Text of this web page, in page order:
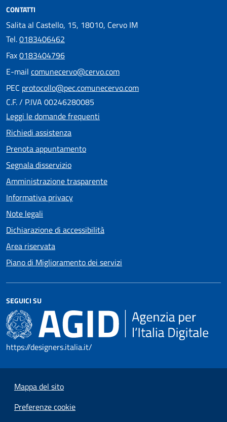
CONTATTI
Salita al Castello, 15, 18010, Cervo IM
Tel.0183406462
Fax0183404796
E-mail comunecervo@cervo.com
PEC protocollo@pec.comunecervo.com
C.F. / P.IVA 00246280085
Leggi le domande frequenti
Richiedi assistenza
Prenota appuntamento
Segnala disservizio
Amministrazione trasparente
Informativa privacy
Note legali
Dichiarazione di accessibilità
Area riservata
Piano di Miglioramento dei servizi
SEGUICI SU
https://designers.italia.it/
Mappa del sito
Preferenze cookie